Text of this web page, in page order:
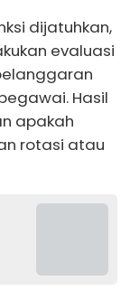
dijatuhkan,
evaluasi
Hasil
apakah
rotasi atau